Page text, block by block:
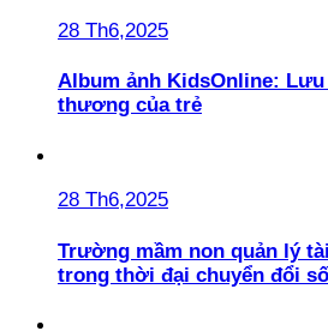
28 Th6,2025
Album ảnh KidsOnline:
thương của trẻ
28 Th6,2025
Trường mầm non quản lý
trong thời đại chuyển đổi số